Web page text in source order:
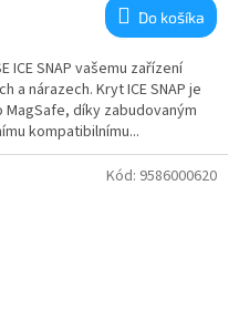
Do košíka
ICE SNAP vašemu zařízení
a nárazech. Kryt ICE SNAP je
díky zabudovaným
kompatibilnímu...
Kód: 9586000620